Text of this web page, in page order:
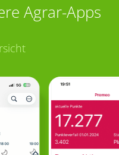
Agrar-Apps